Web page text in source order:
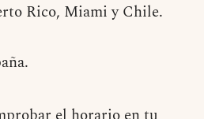
Rico, Miami y Chile.